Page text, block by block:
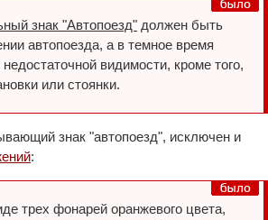
знак "Автопоезд" должен быть
автопоезда, а в темное время
видимости, кроме того,
или стоянки.
знак "автопоезд", исключен и
:
трех фонарей оранжевого цвета,